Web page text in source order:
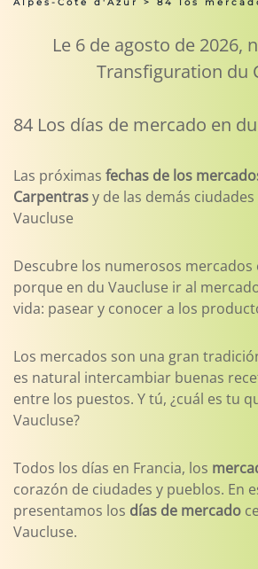
Le 6 de agosto de 2026,
Transfiguration du
84 Los días de mercado en
Las próximas fechas de los
Carpentrasy de las demás
Vaucluse
Descubre los numerosos mercados
porque en du Vaucluse ir al
vida: pasear y conocer a los
Los mercados son una gran
es natural intercambiar buenas
entre los puestos. Y tú, ¿cuál es tu
Vaucluse?
Todos los días en Francia, los
corazón de ciudades y pueblos. En
presentamos los días de mercado
Vaucluse.